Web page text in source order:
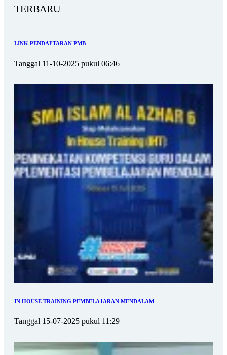
TERBARU
LINK PENDAFTARAN PMB
Tanggal 11-10-2025 pukul 06:46
IN HOUSE TRAINING PEMBELAJARAN MENDALAM
Tanggal 15-07-2025 pukul 11:29